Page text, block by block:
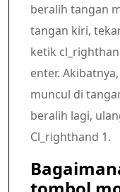
beralih tangan
tangan kiri,
ketik
enter.
muncul di
beralih lagi,
Cl_righthand 1.